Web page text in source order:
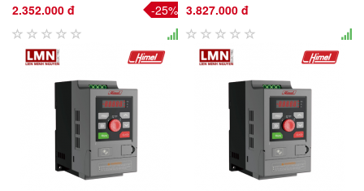
2.352.000 đ -25% 3.827.000 đ